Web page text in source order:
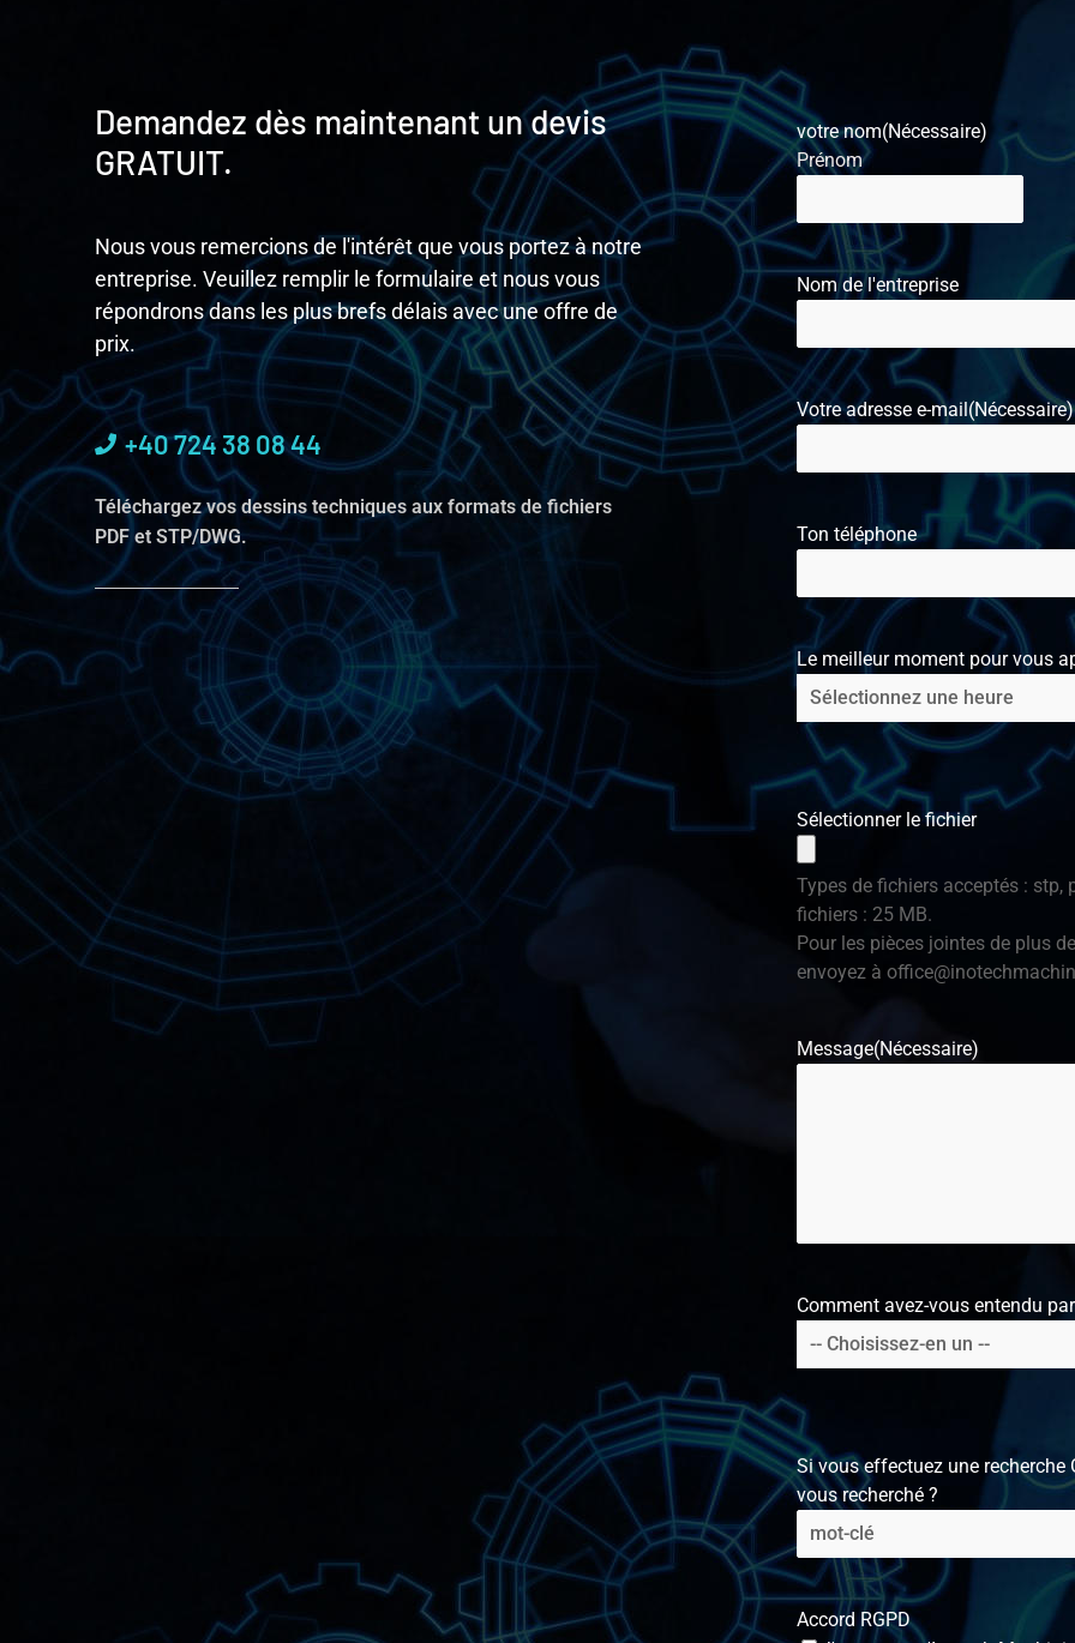
Demandez dès maintenant un devis
GRATUIT.
Nous vous remercions de l'intérêt que vous portez à notre
entreprise. Veuillez remplir le formulaire et nous vous
répondrons dans les plus brefs délais avec une offre de
prix.
+40 724 38 08 44
Téléchargez vos dessins techniques aux formats de fichiers
PDF et STP/DWG.
votre nom(Nécessaire)
Prénom
Nom de l'entreprise
Votre adresse e-mail (Nécessaire)
Ton téléphone
Le meilleur moment pour vous
Sélectionner le fichier
Types de fichiers acceptés : stp,
fichiers : 25 MB.
Pour les pièces jointes de plus
envoyez à
Message(Nécessaire)
Comment avez-vous entendu
Si vous effectuez une recherche
vous recherché ?
Accord RGPD